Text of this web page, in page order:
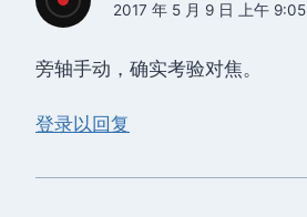
2017 年 5 月 9 日 上午 9:05
旁轴手动，确实考验对焦。
登录以回复